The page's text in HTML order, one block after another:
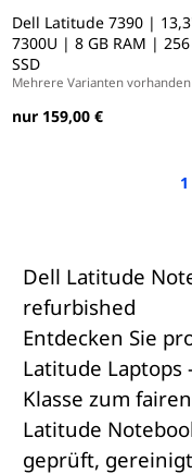
Dell Latitude 7390 |
7300U | 8 GB RAM | 256
SSD
Mehrere Varianten vorhanden
nur 159,00 €
1
Dell Latitude
refurbished
Entdecken Sie
Latitude Laptops
Klasse zum
Latitude
geprüft,